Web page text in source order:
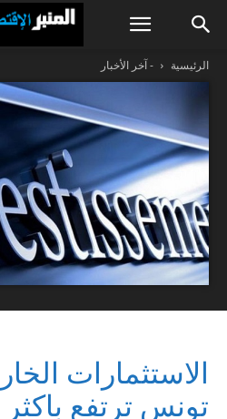
الرئيسية - آخر الأخبار
الاستثمارات